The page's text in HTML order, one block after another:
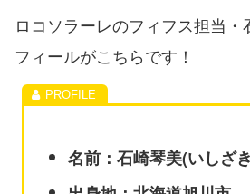
ロコソラーレのフィフス担当・
フィールがこちらです！
名前：石崎琴美(いしざ